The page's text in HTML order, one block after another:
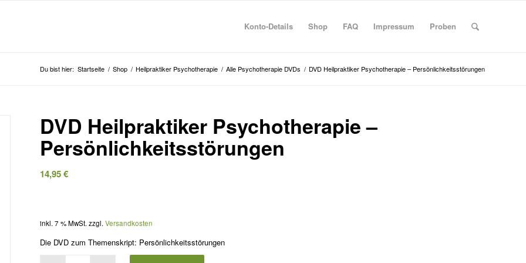
Konto-Details Shop FAQ Impressum Proben
Du bist hier: Startseite / Shop / Heilpraktiker Psychotherapie / Alle Psychotherapie DVDs / DVD Heilpraktiker Psychotherapie – Persönlichkeitsstörungen
DVD Heilpraktiker Psychotherapie –
Persönlichkeitsstörungen
14,95€
inkl. 7 % MwSt. zzgl.Versandkosten
Die DVD zum Themenskript: Persönlichkeitsstörungen